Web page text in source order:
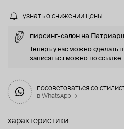
узнать о снижении цены
пирсинг-салон на
Теперь у нас можно сделать
записаться можно по ссылке
посоветоваться со
в WhatsApp →
характеристики